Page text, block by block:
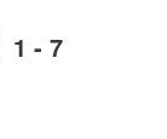
1 - 7